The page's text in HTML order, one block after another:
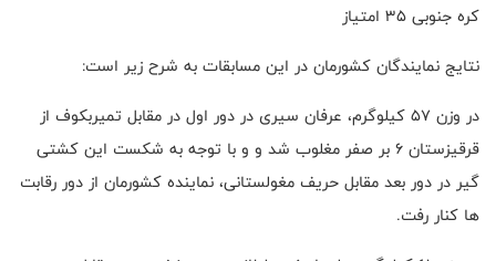
کره جنوبی ۳۵ امتیاز
نتایج نمایندگان کشورمان در این مسابقات به شرح زیر است:
در وزن ۵۷ کیلوگرم، عرفان سیری در دور اول در مقابل تمیربکوف از
قرقیزستان ۶ بر صفر مغلوب شد و و با توجه به شکست این کشتی
گیر در دور بعد مقابل حریف مغولستانی، نماینده کشورمان از دور رقابت
ها کنار رفت.